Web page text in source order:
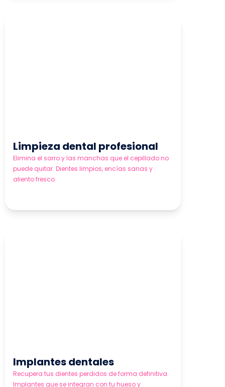
Limpieza dental profesional
Elimina el sarro y las manchas que el cepillado no
puede quitar. Dientes limpios, encías sanas y
aliento fresco.
Implantes dentales
Recupera tus dientes perdidos de forma definitiva.
Implantes que se integran con tu hueso y